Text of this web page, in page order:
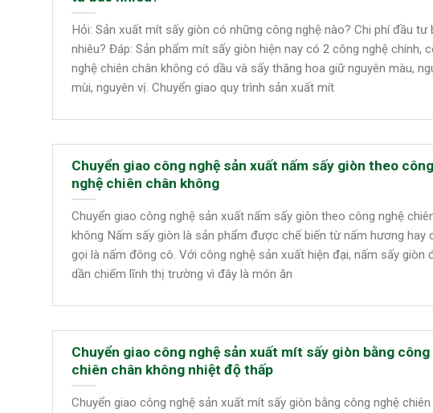
Hỏi: Sản xuất mít sấy giòn có những công nghệ nào? Chi phí đầu tư
nhiêu? Đáp: Sản phẩm mít sấy giòn hiện nay có 2 công nghệ chính,
nghệ chiên chân không có dầu và sấy thăng hoa giữ nguyên màu,
mùi, nguyên vị. Chuyển giao quy trình sản xuất mít
Chuyển giao công nghệ sản xuất nấm sấy giòn theo công
nghệ chiên chân không
Chuyển giao công nghệ sản xuất nấm sấy giòn theo công nghệ
không Nấm sấy giòn là sản phẩm được chế biến từ nấm hương hay
gọi là nấm đông cô. Với công nghệ sản xuất hiện đại, nấm sấy giòn
dần chiếm lĩnh thị trường vì đây là món ăn
Chuyển giao công nghệ sản xuất mít sấy giòn bằng công
chiên chân không nhiệt độ thấp
Chuyển giao công nghệ sản xuất mít sấy giòn bằng công nghệ chiên